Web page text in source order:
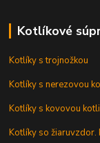
Kotlíkové
Kotlíky s trojnožkou
Kotlíky s nerezovou
Kotlíky s kovovou
Kotlíky so žiaruvzdor.